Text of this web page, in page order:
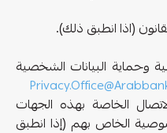
(اذا انطبق ذلك).
وحماية البيانات الشخصية
الخاصة بهذه الجهات
الخاص بهم (إذا انطبق